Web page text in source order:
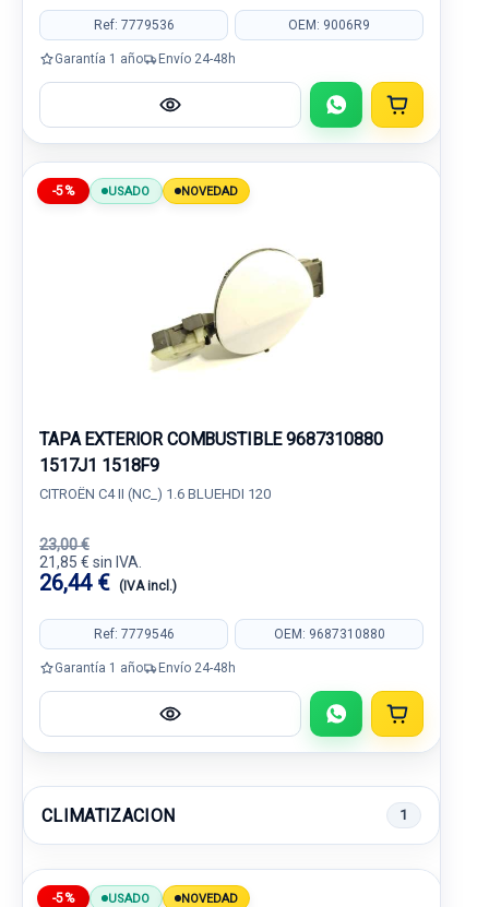
Ref: 7779536 OEM: 9006R9
Garantía 1 año Envío 24-48h
-5% USADO NOVEDAD
TAPA EXTERIOR COMBUSTIBLE 9687310880
1517J1 1518F9
CITROËN C4 II (NC_) 1.6 BLUEHDI 120
23,00 €
21,85 € sin IVA.
26,44 € (IVA incl.)
Ref: 7779546 OEM: 9687310880
Garantía 1 año Envío 24-48h
CLIMATIZACION 1
-5% USADO NOVEDAD